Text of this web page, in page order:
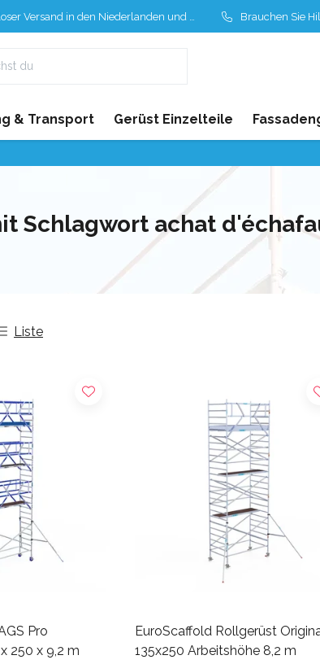
Versand in den Niederlanden und Belgien Brauchen Sie
& Transport Gerüst Einzelteile
Schlagwort achat
Liste
Pro
250 x 9,2 m
EuroScaffold Rollgerüst
135x250 Arbeitshöhe 8,2 m